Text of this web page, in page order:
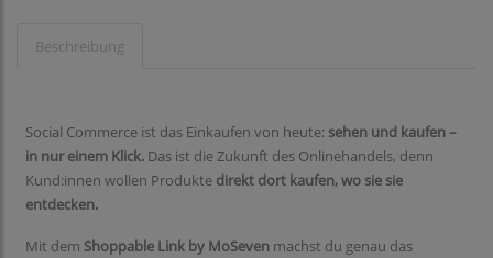
Beschreibung
Social Commerce ist das Einkaufen von heute: sehen und kaufen –
in nur einem Klick. Das ist die Zukunft des Onlinehandels, denn
Kund:innen wollen Produkte direkt dort kaufen, wo sie sie
entdecken.
Mit dem Shoppable Link by MoSeven machst du genau das